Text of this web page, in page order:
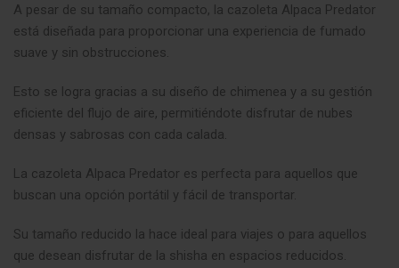
A pesar de su tamaño compacto, la cazoleta Alpaca Predator
está diseñada para proporcionar una experiencia de fumado
suave y sin obstrucciones.
Esto se logra gracias a su diseño de chimenea y a su gestión
eficiente del flujo de aire, permitiéndote disfrutar de nubes
densas y sabrosas con cada calada.
La cazoleta Alpaca Predator es perfecta para aquellos que
buscan una opción portátil y fácil de transportar.
Su tamaño reducido la hace ideal para viajes o para aquellos
que desean disfrutar de la shisha en espacios reducidos.